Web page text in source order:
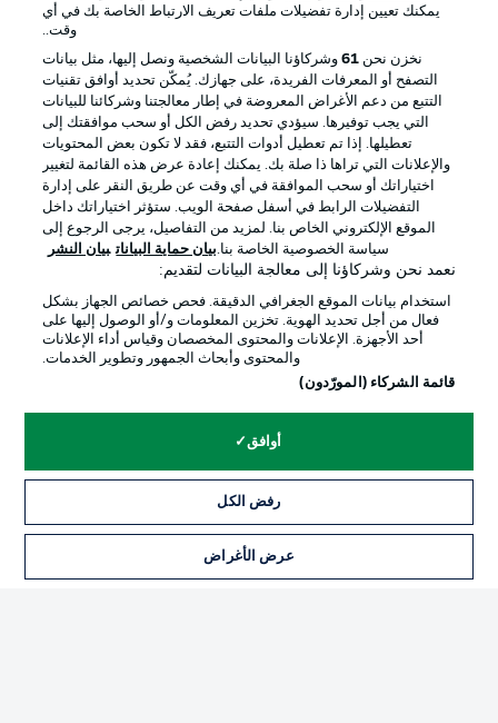
تطبيق الدوري الألماني
Official Partners
إدارة التفضيلات بيان الخصوصية
الوظائف
يمكنك تعيين إدارة تفضيلات ملفات تعريف الارتباط الخاصة بك في أي
وقت..
نخزن نحن 61وشركاؤنا البيانات الشخصية ونصل إليها، مثل بيانات
التصفح أو المعرفات الفريدة، على جهازك. يُمكّن تحديد أوافق تقنيات
التتبع من دعم الأغراض المعروضة في إطار معالجتنا وشركائنا للبيانات
التي يجب توفيرها. سيؤدي تحديد رفض الكل أو سحب موافقتك إلى
تعطيلها. إذا تم تعطيل أدوات التتبع، فقد لا تكون بعض المحتويات
والإعلانات التي تراها ذا صلة بك. يمكنك إعادة عرض هذه القائمة لتغيير
اختياراتك أو سحب الموافقة في أي وقت عن طريق النقر على إدارة
التفضيلات الرابط في أسفل صفحة الويب. ستؤثر اختياراتك داخل
الموقع الإلكتروني الخاص بنا. لمزيد من التفاصيل، يرجى الرجوع إلى
سياسة الخصوصية الخاصة بنا.بيان حماية البيانات بيان النشر
نعمد نحن وشركاؤنا إلى معالجة البيانات لتقديم:
استخدام بيانات الموقع الجغرافي الدقيقة. فحص خصائص الجهاز بشكل
فعال من أجل تحديد الهوية. تخزين المعلومات و/أو الوصول إليها على
أحد الأجهزة. الإعلانات والمحتوى المخصصان وقياس أداء الإعلانات
والمحتوى وأبحاث الجمهور وتطوير الخدمات.
قائمة الشركاء (المورّدون)
أوافق
رفض الكل
عرض الأغراض